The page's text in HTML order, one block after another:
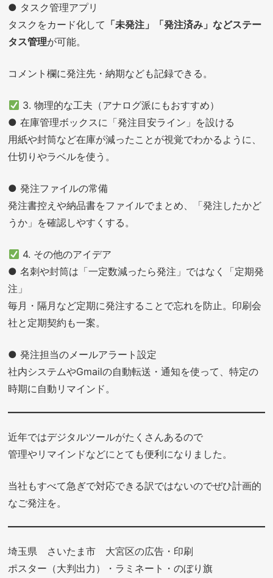
● タスク管理アプリ
タスクをカード化して 「未発注」「発注済み」などステー
タス管理が可能。
コメント欄に発注先・納期なども記録できる。
3. 物理的な工夫（アナログ派にもおすすめ）
● 在庫管理ボックスに「発注目安ライン」を設ける
用紙や封筒など在庫が減ったことが視覚でわかるように、
仕切りやラベルを使う。
● 発注ファイルの常備
発注書控えや納品書をファイルでまとめ、「発注したかど
うか」を確認しやすくする。
4. その他のアイデア
● 名刺や封筒は「一定数減ったら発注」ではなく「定期発
注」
毎月・隔月など定期に発注することで忘れを防止。印刷会
社と定期契約も一案。
● 発注担当のメールアラート設定
社内システムやGmailの自動転送・通知を使って、特定の
時期に自動リマインド。
近年ではデジタルツールがたくさんあるので
管理やリマインドなどにとても便利になりました。
当社もすべて急ぎで対応できる訳ではないのでぜひ計画的
なご発注を。
埼玉県 さいたま市 大宮区の広告・印刷
ポスター（大判出力）・ラミネート・のぼり旗